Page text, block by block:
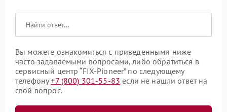
Вы можете ознакомиться с приведенными ниже
часто задаваемыми вопросами, либо обратиться в
сервисный центр “FIX-Pioneer” по следующему
телефону+7 (800) 301-55-83 если не нашли ответ на
свой вопрос.